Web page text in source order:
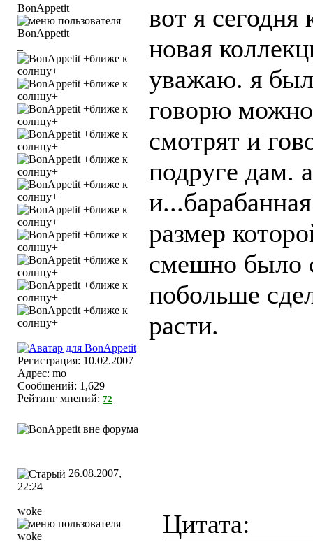
BonAppetit
Регистрация: 10.02.2007
Адрес: mo
Сообщений: 1,629
Рейтинг мнений: 72
вот я
новая
уважаю. я был
говорю можно
смотрят и
подруге дам.
размер
смешно было
побольше
расти.
26.08.2007,
22:24
woke Цитата: